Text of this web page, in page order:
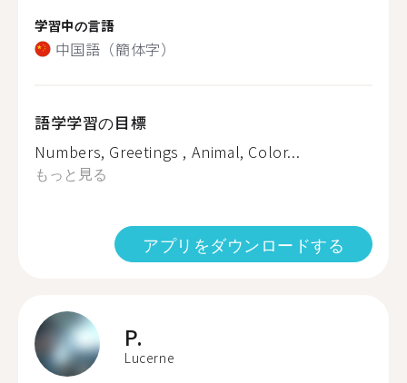
学習中の言語
中国語（簡体字）
語学学習の目標
Numbers, Greetings , Animal, Color...
もっと見る
アプリをダウンロードする
P.
Lucerne